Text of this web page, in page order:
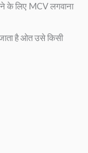
के लिए MCV लगवाना
है ओत उसे किसी